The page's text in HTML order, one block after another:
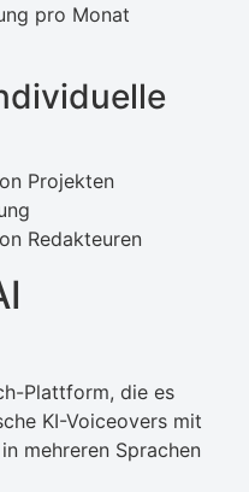
pro Monat
Projekten
Redakteuren
Plattform, die es
KI-Voiceovers mit
mehreren Sprachen